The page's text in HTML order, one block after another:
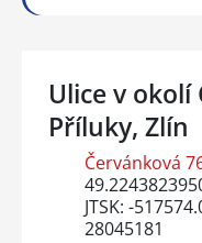
Ulice v okolí
Příluky, Zlín
Červánková
JTSK: -
28045181